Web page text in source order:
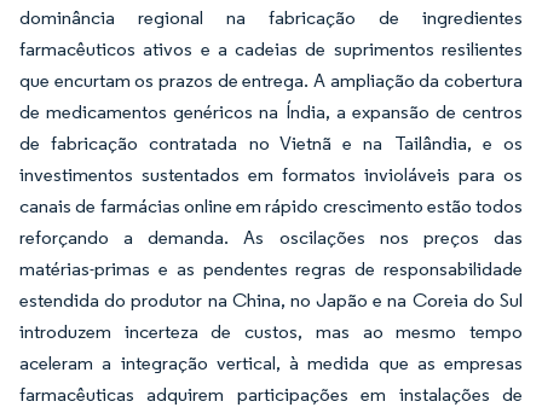
dominância regional na fabricação de ingredientes
farmacêuticos ativos e a cadeias de suprimentos resilientes
que encurtam os prazos de entrega. A ampliação da cobertura
de medicamentos genéricos na Índia, a expansão de centros
de fabricação contratada no Vietnã e na Tailândia, e os
investimentos sustentados em formatos invioláveis para os
canais de farmácias online em rápido crescimento estão todos
reforçando a demanda. As oscilações nos preços das
matérias-primas e as pendentes regras de responsabilidade
estendida do produtor na China, no Japão e na Coreia do Sul
introduzem incerteza de custos, mas ao mesmo tempo
aceleram a integração vertical, à medida que as empresas
farmacêuticas adquirem participações em instalações de